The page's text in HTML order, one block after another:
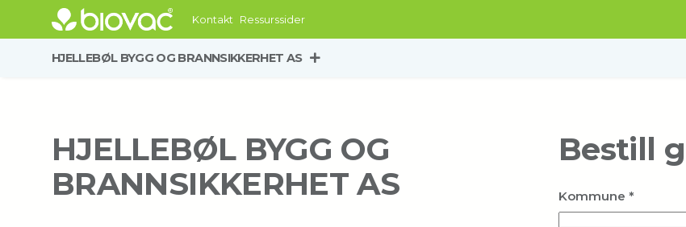
Kontakt Ressurssider
HJELLEBØL BYGG OG BRANNSIKKERHET AS
HJELLEBØL BYGG OG
BRANNSIKKERHET AS
Bestill
Kommune *